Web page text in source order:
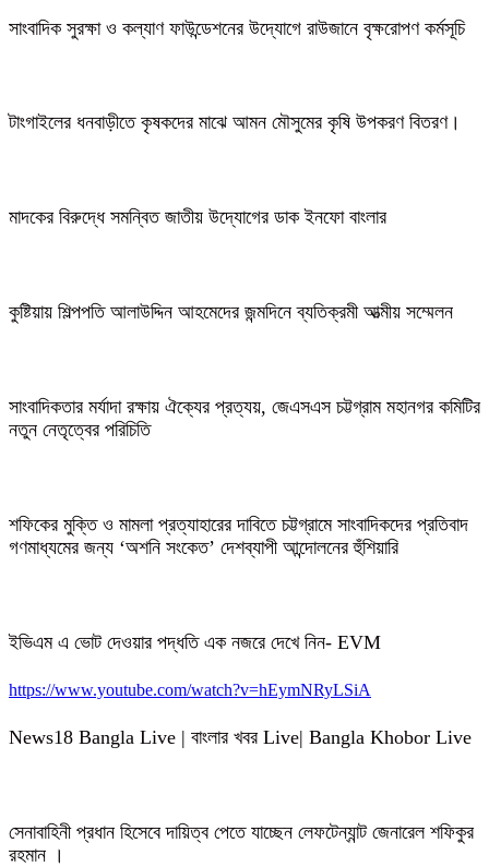
সাংবাদিক সুরক্ষা ও কল্যাণ ফাউন্ডেশনের উদ্যোগে রাউজানে বৃক্ষরোপণ কর্মসূচি
টাংগাইলের ধনবাড়ীতে কৃষকদের মাঝে আমন মৌসুমের কৃষি উপকরণ বিতরণ।
মাদকের বিরুদ্ধে সমন্বিত জাতীয় উদ্যোগের ডাক ইনফো বাংলার
কুষ্টিয়ায় শিল্পপতি আলাউদ্দিন আহমেদের জন্মদিনে ব্যতিক্রমী আত্মীয় সম্মেলন
সাংবাদিকতার মর্যাদা রক্ষায় ঐক্যের প্রত্যয়, জেএসএস চট্টগ্রাম মহানগর কমিটির
নতুন নেতৃত্বের পরিচিতি
শফিকের মুক্তি ও মামলা প্রত্যাহারের দাবিতে চট্টগ্রামে সাংবাদিকদের প্রতিবাদ
গণমাধ্যমের জন্য ‘অশনি সংকেত’ দেশব্যাপী আন্দোলনের হুঁশিয়ারি
ইভিএম এ ভোট দেওয়ার পদ্ধতি এক নজরে দেখে নিন- EVM
https://www.youtube.com/watch?v=hEymNRyLSiA
News18 Bangla Live | বাংলার খবর Live| Bangla Khobor Live
সেনাবাহিনী প্রধান হিসেবে দায়িত্ব পেতে যাচ্ছেন লেফটেন্যান্ট জেনারেল শফিকুর
রহমান ।